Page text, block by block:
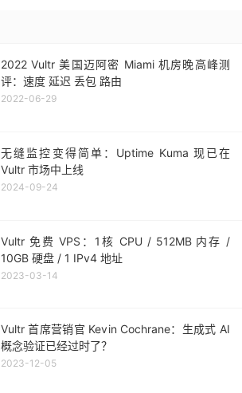
2022 Vultr 美国迈阿密 Miami 机房晚高峰测
评：速度 延迟 丢包 路由
2022-06-29
无缝监控变得简单：Uptime Kuma 现已在
Vultr 市场中上线
2024-09-24
Vultr 免费 VPS：1核 CPU / 512MB 内存 /
10GB 硬盘 / 1 IPv4 地址
2023-03-14
Vultr 首席营销官 Kevin Cochrane：生成式 AI
概念验证已经过时了？
2023-12-05